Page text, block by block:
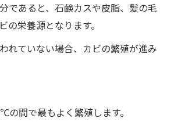
であると、石鹸カスや皮脂、髪の毛
の栄養源となります。
れていない場合、カビの繁殖が進み
間で最もよく繁殖します。